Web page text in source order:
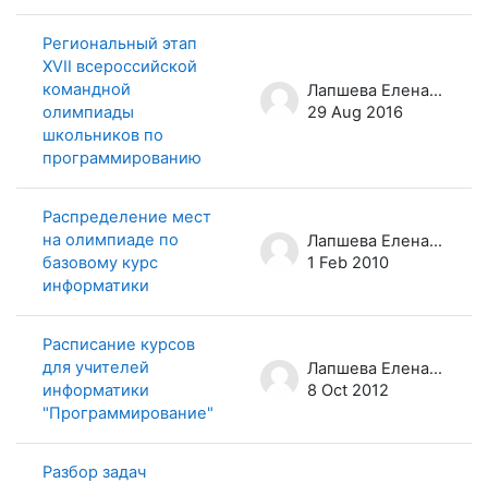
Региональный этап
XVII всероссийской
командной
олимпиады
школьников по
программированию
Лапшева Елена Евгеньевна
29 Aug 2016
Распределение мест
на олимпиаде по
базовому курс
информатики
Лапшева Елена Евгеньевна
1 Feb 2010
Расписание курсов
для учителей
информатики
"Программирование"
Лапшева Елена Евгеньевна
8 Oct 2012
Разбор задач